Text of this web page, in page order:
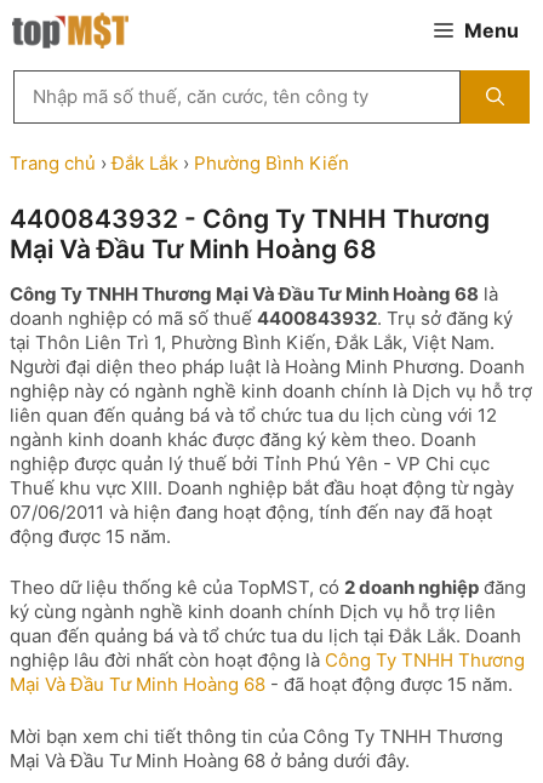
Chuyển
đến
Menu
kiếm
MST
theo
tên
ty,
người
diện
hoặc
mã
số
thuế
...
Trang chủ ›Đắk Lắk › Phường Bình Kiến
4400843932 - Công Ty TNHH Thương
Mại Và Đầu Tư Minh Hoàng 68
Công Ty TNHH Thương Mại Và Đầu Tư Minh Hoàng 68 là
doanh nghiệp có mã số thuế 4400843932. Trụ sở đăng ký
tại Thôn Liên Trì 1, Phường Bình Kiến, Đắk Lắk, Việt Nam.
Người đại diện theo pháp luật là Hoàng Minh Phương. Doanh
nghiệp này có ngành nghề kinh doanh chính là Dịch vụ hỗ trợ
liên quan đến quảng bá và tổ chức tua du lịch cùng với 12
ngành kinh doanh khác được đăng ký kèm theo. Doanh
nghiệp được quản lý thuế bởi Tỉnh Phú Yên - VP Chi cục
Thuế khu vực XIII. Doanh nghiệp bắt đầu hoạt động từ ngày
07/06/2011 và hiện đang hoạt động, tính đến nay đã hoạt
động được 15 năm.
Theo dữ liệu thống kê của TopMST, có 2 doanh nghiệp đăng
ký cùng ngành nghề kinh doanh chính Dịch vụ hỗ trợ liên
quan đến quảng bá và tổ chức tua du lịch tại Đắk Lắk. Doanh
nghiệp lâu đời nhất còn hoạt động là Công Ty TNHH Thương
Mại Và Đầu Tư Minh Hoàng 68 - đã hoạt động được 15 năm.
Mời bạn xem chi tiết thông tin của Công Ty TNHH Thương
Mại Và Đầu Tư Minh Hoàng 68 ở bảng dưới đây.